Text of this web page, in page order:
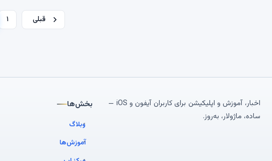
قبلی ۱
اخبار، آموزش و اپلیکیشن برای کاربران آیفون و iOS —
ساده، ماژولار، به‌روز.
بخش‌ها
وبلاگ
آموزش‌ها